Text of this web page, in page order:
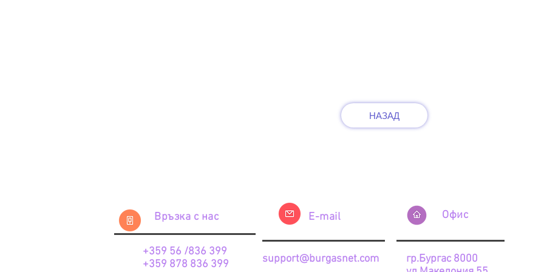
НАЗАД
Връзка с нас
+359 56 /836 399
+359 878 836 399
E-mail
support@burgasnet.com
Офис
гр.Бургас 8000